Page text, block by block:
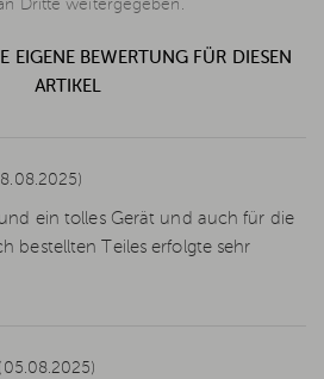
Dritte weitergegeben.
EIGENE BEWERTUNG FÜR DIESEN
ARTIKEL
ein tolles Gerät und auch für die
bestellten Teiles erfolgte sehr
(05.08.2025)